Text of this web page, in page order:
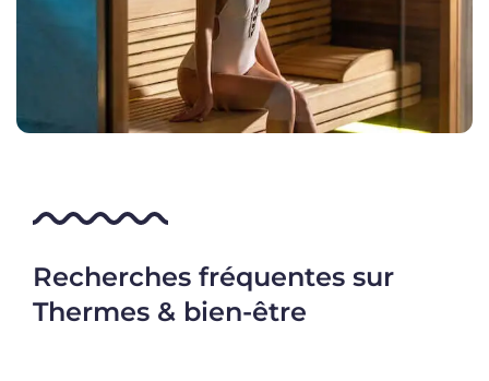
Recherches fréquentes sur
Thermes & bien-être